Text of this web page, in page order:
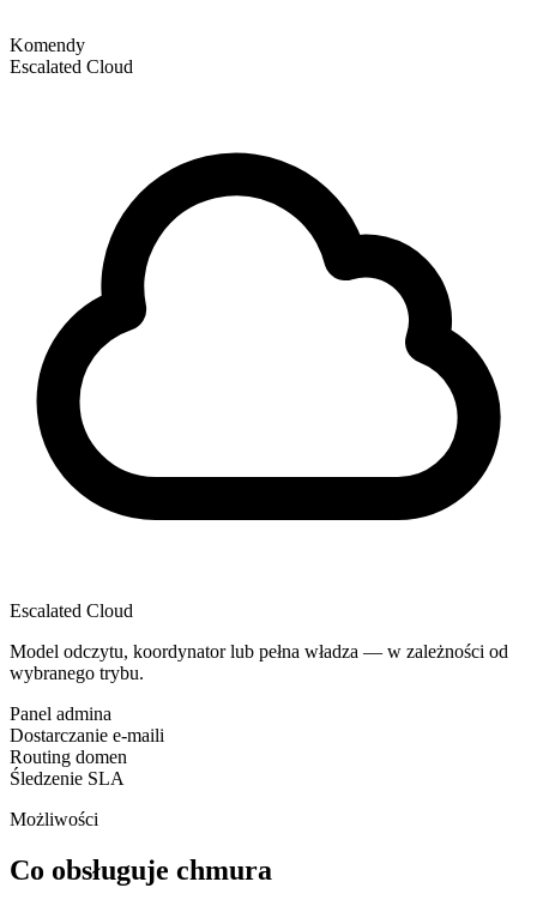
Komendy
Escalated Cloud
Escalated Cloud
Model odczytu, koordynator lub pełna władza — w zależności od
wybranego trybu.
Panel admina
Dostarczanie e-maili
Routing domen
Śledzenie SLA
Możliwości
Co obsługuje chmura